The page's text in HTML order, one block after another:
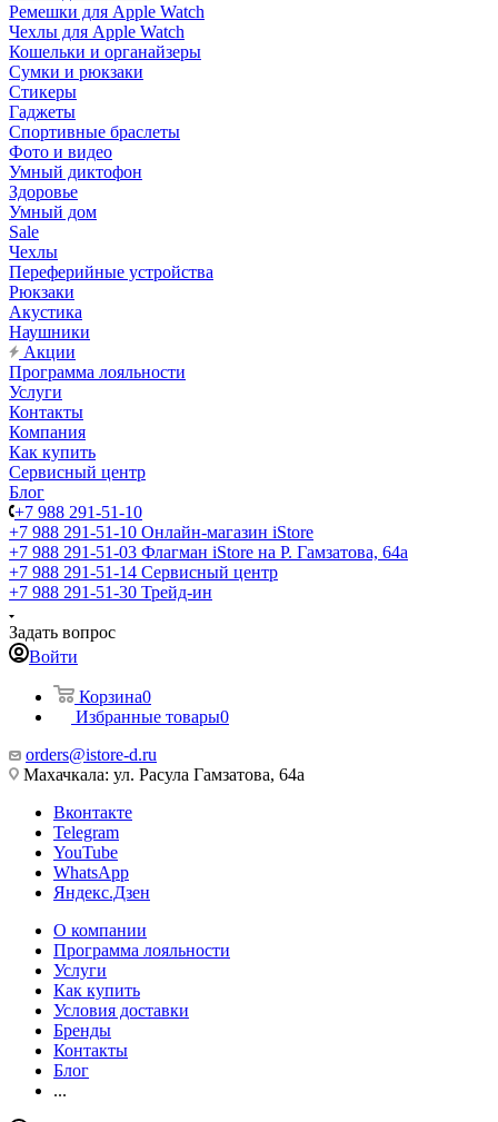
Ремешки для Apple Watch
Чехлы для Apple Watch
Кошельки и органайзеры
Сумки и рюкзаки
Стикеры
Гаджеты
Спортивные браслеты
Фото и видео
Умный диктофон
Здоровье
Умный дом
Sale
Чехлы
Переферийные устройства
Рюкзаки
Акустика
Наушники
Акции
Программа лояльности
Услуги
Контакты
Компания
Как купить
Сервисный центр
Блог
+7 988 291-51-10
+7 988 291-51-10 Онлайн-магазин iStore
+7 988 291-51-03 Флагман iStore на Р. Гамзатова, 64а
+7 988 291-51-14 Сервисный центр
+7 988 291-51-30 Трейд-ин
Задать вопрос
Войти
Корзина0
Избранные товары0
orders@istore-d.ru
Махачкала: ул. Расула Гамзатова, 64а
Вконтакте
Telegram
YouTube
WhatsApp
Яндекс.Дзен
О компании
Программа лояльности
Услуги
Как купить
Условия доставки
Бренды
Контакты
Блог
...